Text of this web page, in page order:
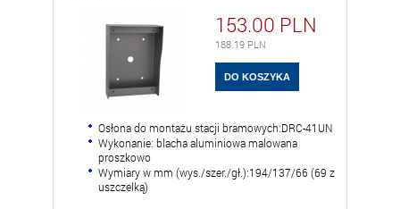
153.00 PLN
188.19 PLN
Osłona do montażu stacji bramowych:DRC-41UN
Wykonanie: blacha aluminiowa malowana
proszkowo
Wymiary w mm (wys./szer./gł.):194/137/66 (69 z
uszczelką)